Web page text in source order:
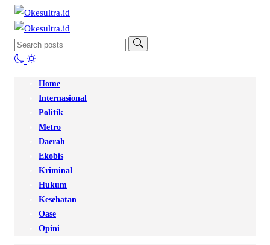
Home
Internasional
Politik
Metro
Daerah
Ekobis
Kriminal
Hukum
Kesehatan
Oase
Opini